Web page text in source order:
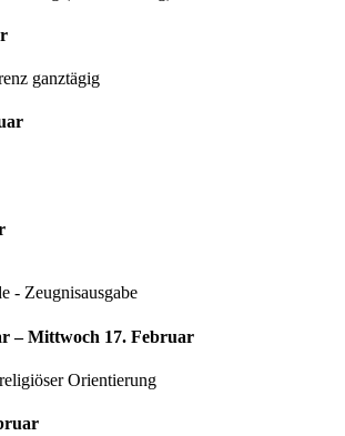
ganztägig
- Zeugnisausgabe
– Mittwoch 17. Februar
Orientierung